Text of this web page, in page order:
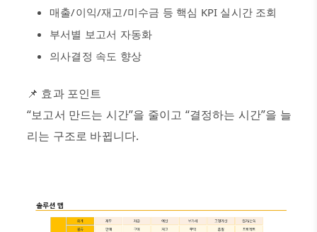
매출/이익/재고/미수금 등 핵심 KPI 실시간 조회
부서별 보고서 자동화
의사결정 속도 향상
📌 효과 포인트
“보고서 만드는 시간”을 줄이고 “결정하는 시간”을 늘
리는 구조로 바뀝니다.